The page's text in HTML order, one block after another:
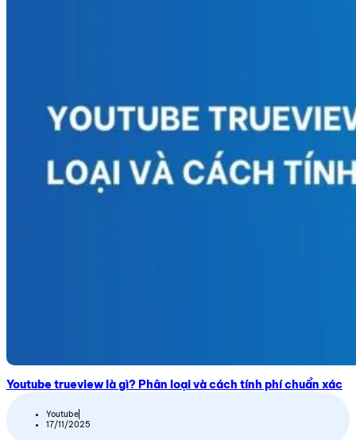
Youtube trueview là gì? Phân loại và cách tính phí chuẩn xác
Youtube
17/11/2025